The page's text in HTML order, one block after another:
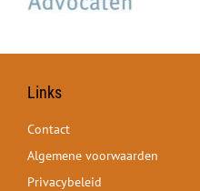
Links
Contact
Algemene voorwaarden
Privacybeleid